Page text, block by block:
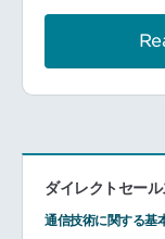
ダイレクトセール
通信技術に関する基